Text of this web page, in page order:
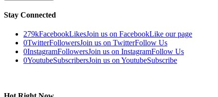
Stay Connected
279kFacebookLikesJoin us on FacebookLike our page
0TwitterFollowersJoin us on TwitterFollow Us
0InstagramFollowersJoin us on InstagramFollow Us
0YoutubeSubscribersJoin us on YoutubeSubscribe